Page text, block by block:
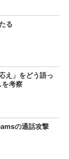
る
え」をどう語っ
考察
の通話攻撃